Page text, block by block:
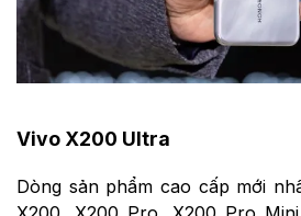
Vivo X200 Ultra
Dòng sản phẩm cao cấp mới